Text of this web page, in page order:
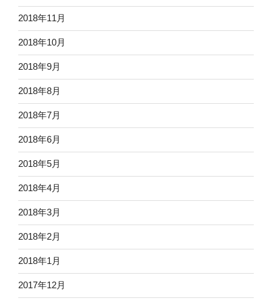
2018年11月
2018年10月
2018年9月
2018年8月
2018年7月
2018年6月
2018年5月
2018年4月
2018年3月
2018年2月
2018年1月
2017年12月